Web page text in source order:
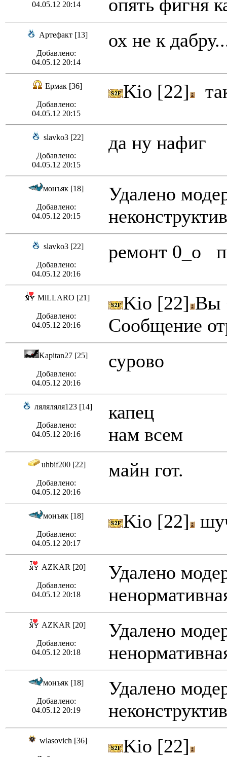
04.05.12 20:14
опять фигня
Артефакт [13]
Добавлено:
04.05.12 20:14
ох не к
Ермак [36]
Добавлено:
04.05.12 20:15
Kio [22]
slavko3 [22]
Добавлено:
04.05.12 20:15
да ну нафиг
монъяк [18]
Добавлено:
04.05.12 20:15
Удалено
slavko3 [22]
Добавлено:
04.05.12 20:16
ремонт 0_о
MlLLARO [21]
Добавлено:
04.05.12 20:16
Kio [22] Вы
Сообщение
Kapitan27 [25]
Добавлено:
04.05.12 20:16
сурово
ляляляля123 [14]
Добавлено:
04.05.12 20:16
капец
нам всем
uhbif200 [22]
Добавлено:
04.05.12 20:16
майн гот.
монъяк [18]
Добавлено:
04.05.12 20:17
Kio [22]
AZKAR [20]
Добавлено:
04.05.12 20:18
Удалено
AZKAR [20]
Добавлено:
04.05.12 20:18
Удалено
монъяк [18]
Добавлено:
04.05.12 20:19
Удалено
wlasovich [36] Kio [22]